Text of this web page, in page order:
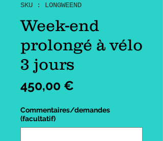
SKU : LONGWEEND
Week-end
prolongé à vélo
3 jours
450,00 €
Commentaires/demandes
(facultatif)